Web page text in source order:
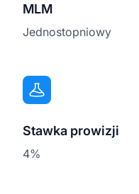
MLM
Jednostopniowy
Stawka prowizji
4%